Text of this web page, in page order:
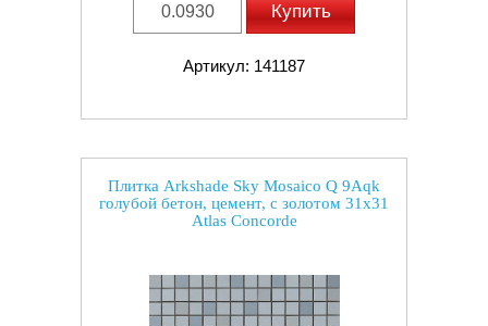
Купить
Артикул: 141187
Плитка Arkshade Sky Mosaico Q 9Aqk
голубой бетон, цемент, с золотом 31x31
Atlas Concorde